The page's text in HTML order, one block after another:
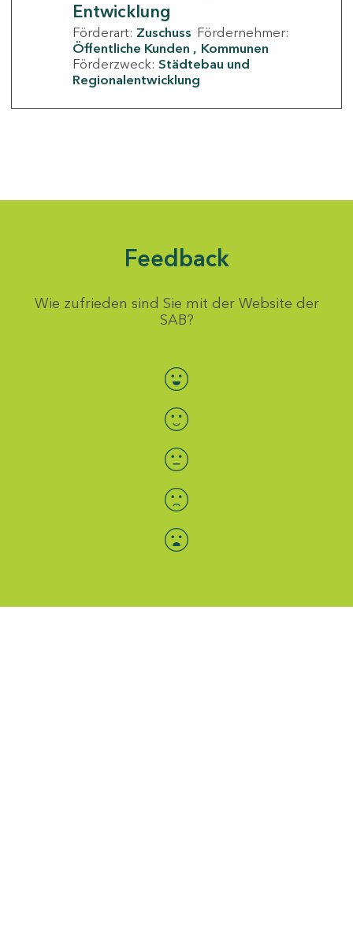
Entwicklung
Förderart: Zuschuss Fördernehmer:
Öffentliche Kunden
Kommunen
Förderzweck: Städtebau und
Regionalentwicklung
Feedback
Wie zufrieden sind Sie mit der Website der
SAB?
Bewertung auswählen